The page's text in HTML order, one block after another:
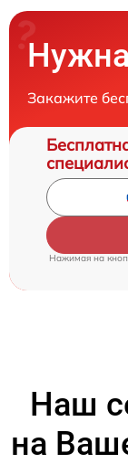
Закажите
Нажимая на
Наш
на